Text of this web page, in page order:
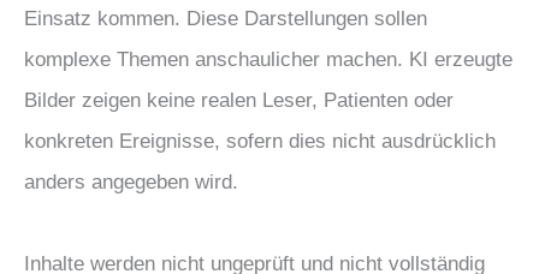
Einsatz kommen. Diese Darstellungen sollen
komplexe Themen anschaulicher machen. KI erzeugte
Bilder zeigen keine realen Leser, Patienten oder
konkreten Ereignisse, sofern dies nicht ausdrücklich
anders angegeben wird.
Inhalte werden nicht ungeprüft und nicht vollständig